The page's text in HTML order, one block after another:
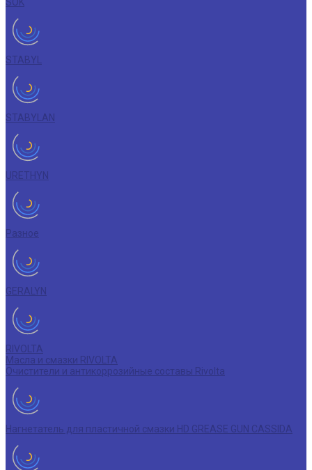
STABYL
STABYLAN
URETHYN
Разное
GERALYN
RIVOLTA
Масла и смазки RIVOLTA
Очистители и антикоррозийные составы Rivolta
Нагнетатель для пластичной смазки HD GREASE GUN CASSIDA